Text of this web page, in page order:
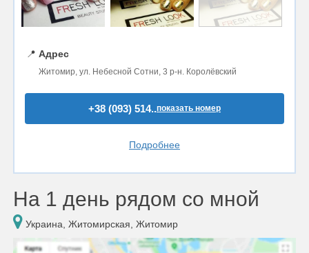
📍 Адрес
Житомир, ул. Небесной Сотни, 3 р-н. Королёвский
+38 (093) 514..показать номер
Подробнее
На 1 день рядом со мной
Украина, Житомирская, Житомир